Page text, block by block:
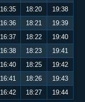
16:35 18:20
19:38
16:36 18:21
19:39
16:37 18:22
19:40
16:38 18:23
19:41
16:40 18:25
19:42
16:41 18:26
19:43
16:42 18:27 19:44